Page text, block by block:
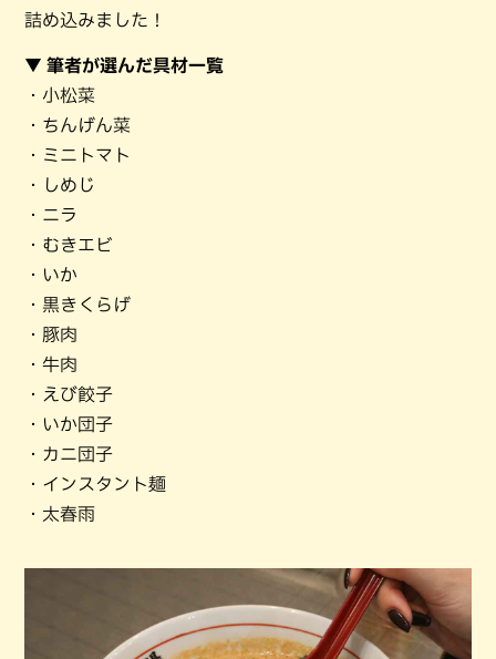
詰め込みました！
▼ 筆者が選んだ具材一覧
・小松菜
・ちんげん菜
・ミニトマト
・しめじ
・ニラ
・むきエビ
・いか
・黒きくらげ
・豚肉
・牛肉
・えび餃子
・いか団子
・カニ団子
・インスタント麺
・太春雨